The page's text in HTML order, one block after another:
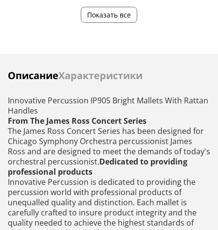
резина
красный
Показать все
ОписаниеХарактеристики
Инструкции
Innovative Percussion IP905 Bright Mallets With Rattan
Handles
From The James Ross Concert Series
The James Ross Concert Series has been designed for
Chicago Symphony Orchestra percussionist James
Ross and are designed to meet the demands of today's
orchestral percussionist.Dedicated to providing
professional products
Innovative Percussion is dedicated to providing the
percussion world with professional products of
unequalled quality and distinction. Each mallet is
carefully crafted to insure product integrity and the
quality needed to achieve the highest standards of